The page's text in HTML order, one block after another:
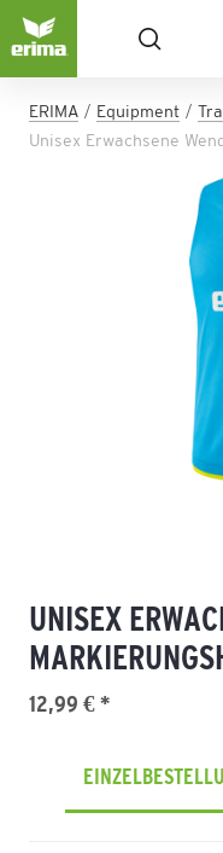
ERIMA Equipment
Unisex Erwachsene
UNISEX
12,99 € *